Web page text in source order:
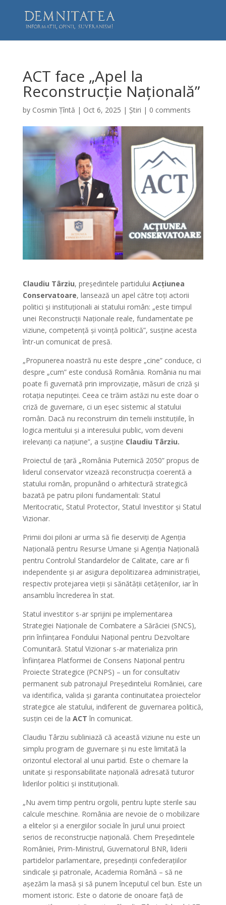
ACT face „Apel la
Reconstrucție Națională”
by Cosmin Țîntă | Oct 6, 2025 | Știri | 0 comments
Claudiu Târziu, președintele partidului Acțiunea
Conservatoare, lansează un apel către toți actorii
politici și instituționali ai statului român: „este timpul
unei Reconstrucții Naționale reale, fundamentate pe
viziune, competență și voință politică”, susține acesta
într-un comunicat de presă.
„Propunerea noastră nu este despre „cine” conduce, ci
despre „cum” este condusă România. România nu mai
poate fi guvernată prin improvizație, măsuri de criză și
rotația neputinței. Ceea ce trăim astăzi nu este doar o
criză de guvernare, ci un eșec sistemic al statului
român. Dacă nu reconstruim din temelii instituțiile, în
logica meritului și a interesului public, vom deveni
irelevanți ca națiune”, a susține Claudiu Târziu.
Proiectul de țară „România Puternică 2050” propus de
liderul conservator vizează reconstrucția coerentă a
statului român, propunând o arhitectură strategică
bazată pe patru piloni fundamentali: Statul
Meritocratic, Statul Protector, Statul Investitor și Statul
Vizionar.
Primii doi piloni ar urma să fie deserviți de Agenția
Națională pentru Resurse Umane și Agenția Națională
pentru Controlul Standardelor de Calitate, care ar fi
independente și ar asigura depolitizarea administrației,
respectiv protejarea vieții și sănătății cetățenilor, iar în
ansamblu încrederea în stat.
Statul investitor s-ar sprijini pe implementarea
Strategiei Naționale de Combatere a Sărăciei (SNCS),
prin înființarea Fondului Național pentru Dezvoltare
Comunitară. Statul Vizionar s-ar materializa prin
înființarea Platformei de Consens Național pentru
Proiecte Strategice (PCNPS) – un for consultativ
permanent sub patronajul Președintelui României, care
va identifica, valida și garanta continuitatea proiectelor
strategice ale statului, indiferent de guvernarea politică,
susțin cei de la ACT în comunicat.
Claudiu Târziu subliniază că această viziune nu este un
simplu program de guvernare și nu este limitată la
orizontul electoral al unui partid. Este o chemare la
unitate și responsabilitate națională adresată tuturor
liderilor politici și instituționali.
„Nu avem timp pentru orgolii, pentru lupte sterile sau
calcule meschine. România are nevoie de o mobilizare
a elitelor și a energiilor sociale în jurul unui proiect
serios de reconstrucție națională. Chem Președintele
României, Prim-Ministrul, Guvernatorul BNR, liderii
partidelor parlamentare, președinții confederațiilor
sindicale și patronale, Academia Română – să ne
așezăm la masă și să punem începutul cel bun. Este un
moment istoric. Este o datorie de onoare față de